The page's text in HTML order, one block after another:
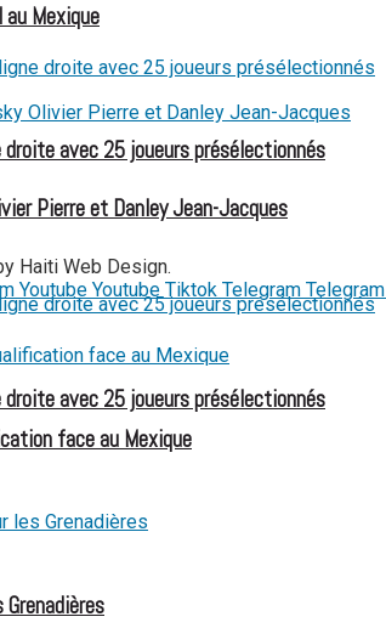
Mexique
Pierre et Danley Jean-Jacques
avec 25 joueurs présélectionnés
droite avec 25 joueurs présélectionnés
face au Mexique
Haiti Web Design.
Youtube Youtube Tiktok Telegram Telegram